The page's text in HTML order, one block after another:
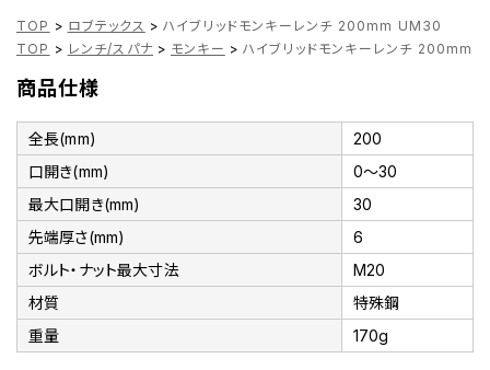
TOP > ロブテックス > ハイブリッドモンキーレンチ 200mm UM30
TOP > レンチ/スパナ > モンキー > ハイブリッドモンキーレンチ 200mm
商品仕様
全長(mm)
200
口開き(mm)
0～30
最大口開き(mm)
30
先端厚さ(mm)
6
ボルト・ナット最大寸法
M20
材質
特殊鋼
重量
170g